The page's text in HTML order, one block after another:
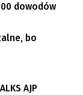
dowodów
bo
AJP